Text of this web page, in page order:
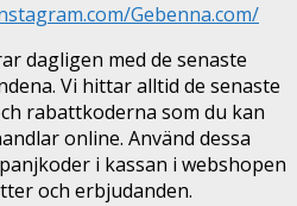
Gebenna.com/
dagligen med de senaste
Vi hittar alltid de senaste
rabattkoderna som du kan
online. Använd dessa
i kassan i webshopen
och erbjudanden.